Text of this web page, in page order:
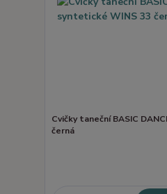
Cvičky taneční BASIC
černá